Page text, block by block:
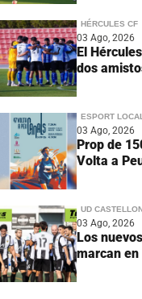
HÉRCULES CF
03 Ago, 2026
El
dos
ESPORT LOCAL
03 Ago, 2026
Prop de
Volta a
UD
03 Ago, 2026
Los
marcan